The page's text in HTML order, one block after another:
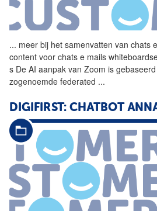
... meer bij het samenvatten van chats
content voor chats e mails
s De AI aanpak van Zoom is
zogenoemde federated ...
DIGIFIRST: CHATBOT